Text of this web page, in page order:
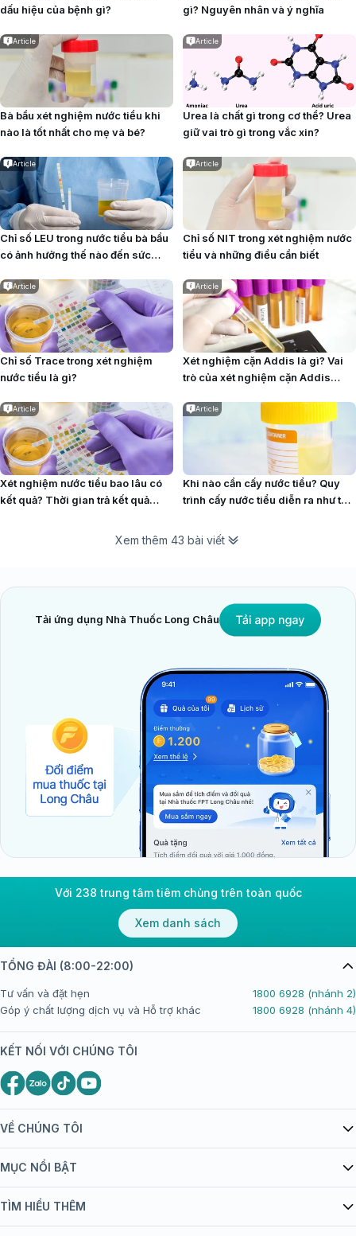
dấu hiệu của bệnh gì?
gì? Nguyên nhân và ý nghĩa
Article
Bà bầu xét nghiệm nước tiểu khi
nào là tốt nhất cho mẹ và bé?
Article
Urea là chất gì trong cơ thể? Urea
giữ vai trò gì trong vắc xin?
Article
Chỉ số LEU trong nước tiểu bà bầu
có ảnh hưởng thế nào đến sức
Article
Chỉ số NIT trong xét nghiệm nước
tiểu và những điều cần biết
Article
Chỉ số Trace trong xét nghiệm
nước tiểu là gì?
Article
Xét nghiệm cặn Addis là gì? Vai
trò của xét nghiệm cặn Addis
Article
Xét nghiệm nước tiểu bao lâu có
kết quả? Thời gian trả kết quả
Article
Khi nào cần cấy nước tiểu? Quy
trình cấy nước tiểu diễn ra như thế
Xem thêm 43 bài viết
Tải ứng dụng Nhà Thuốc Long Châu
Với 238 trung tâm tiêm chủng trên toàn quốc
Xem danh sách
VỀ CHÚNG TÔI
Giới thiệu Tiêm Chủng FPT Long Châu
bán hàng
MỤC NỔI BẬT
Danh mục vắc xin
TÌM HIỂU THÊM
TỔNG ĐÀI (8:00-22:00)
Tư vấn và đặt hẹn
1800 6928 (nhánh 2)
Góp ý chất lượng dịch vụ và Hỗ trợ khác
1800 6928 (nhánh 4)
KẾT NỐI VỚI CHÚNG TÔI